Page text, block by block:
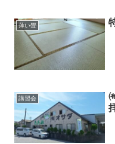
薄い畳
講習会